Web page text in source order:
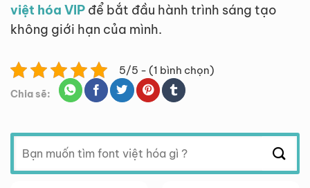
việt hóa VIP để bắt đầu hành trình sáng tạo
không giới hạn của mình.
5/5 - (1 bình chọn)
Chia sẽ:
Tìm
kiếm: